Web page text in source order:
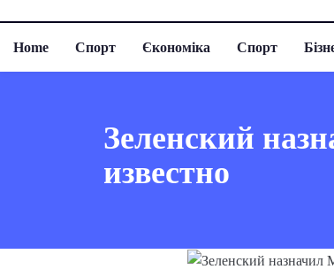
Home Спорт Єкономіка Спорт
Зеленский
известно